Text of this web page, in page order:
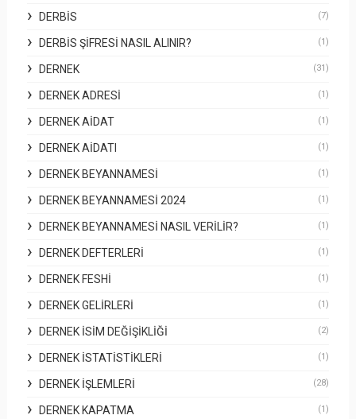
DERBİS (7)
DERBİS ŞIFRESI NASIL ALINIR? (1)
DERNEK (31)
DERNEK ADRESI (1)
DERNEK AIDAT (1)
DERNEK AIDATI (1)
DERNEK BEYANNAMESI (1)
DERNEK BEYANNAMESI 2024 (1)
DERNEK BEYANNAMESI NASIL VERILIR? (1)
DERNEK DEFTERLERI (1)
DERNEK FESHI (1)
DERNEK GELIRLERI (1)
DERNEK İSIM DEĞIŞIKLIĞI (2)
DERNEK İSTATISTIKLERI (1)
DERNEK İŞLEMLERI (28)
DERNEK KAPATMA (1)